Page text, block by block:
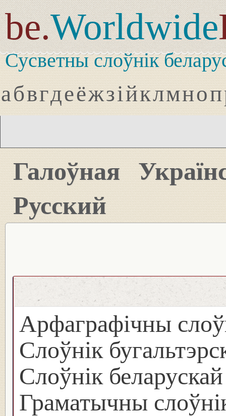
be.Worldwide
Сусветны слоўнік
абвгдеёжзійклмноп
Галоўная
Русский
Арфаграфічны
Слоўнік
Слоўнік
Граматычны